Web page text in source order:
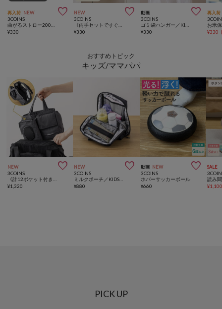
再入荷 NEW 
3COINS
¥330
NEW 
3COINS
¥330
動画 
3COINS
¥330
再入荷
¥330
おすすめトピック
キッズ/ママパパ
NEW 
3COINS
¥1,320
NEW 
3COINS
¥880
動画 NEW 
3COINS
ホバーサッカーボール
¥660
SALE
読み
¥
PICK UP